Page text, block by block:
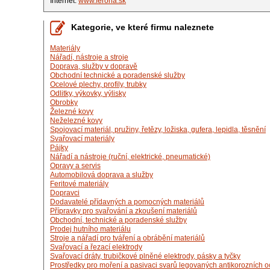
Kategorie, ve které firmu naleznete
Materiály
Nářadí, nástroje a stroje
Doprava, služby v dopravě
Obchodní technické a poradenské služby
Ocelové plechy, profily, trubky
Odlitky, výkovky, výlisky
Obrobky
Železné kovy
Neželezné kovy
Spojovací materiál, pružiny, řetězy, ložiska, gufera, lepidla, těsnění
Svařovací materiály
Pájky
Nářadí a nástroje (ruční, elektrické, pneumatické)
Opravy a servis
Automobilová doprava a služby
Feritové materiály
Dopravci
Dodavatelé přídavných a pomocných materiálů
Přípravky pro svařování a zkoušení materiálů
Obchodní, technické a poradenské služby
Prodej hutního materiálu
Stroje a nářadí pro tváření a obrábění materiálů
Svařovací a řezací elektrody
Svařovací dráty, trubičkové plněné elektrody, pásky a tyčky
Prostředky pro moření a pasivaci svarů legovaných antikorozních